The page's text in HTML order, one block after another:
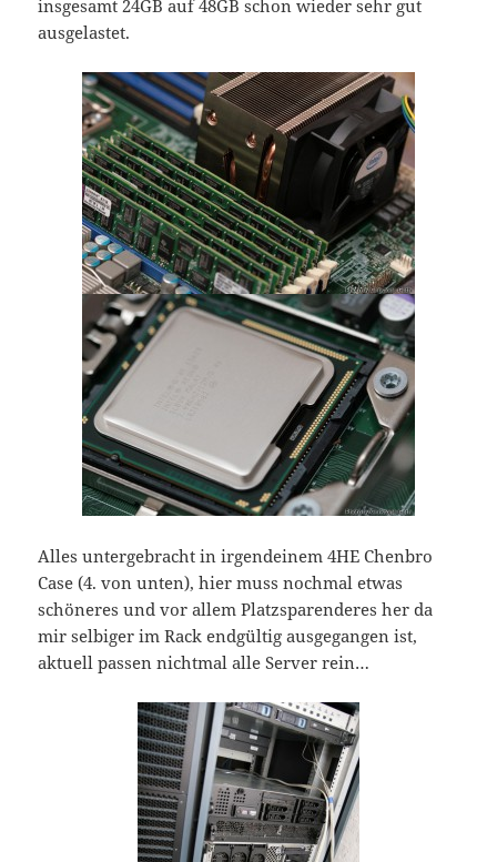
insgesamt 24GB auf 48GB schon wieder sehr gut
ausgelastet.
Alles untergebracht in irgendeinem 4HE Chenbro
Case (4. von unten), hier muss nochmal etwas
schöneres und vor allem Platzsparenderes her da
mir selbiger im Rack endgültig ausgegangen ist,
aktuell passen nichtmal alle Server rein…